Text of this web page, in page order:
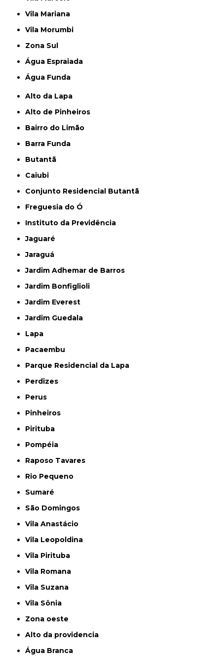
Vila Mariana
Vila Morumbi
Zona Sul
Água Espraiada
Água Funda
Alto da Lapa
Alto de Pinheiros
Bairro do Limão
Barra Funda
Butantã
Caiubi
Conjunto Residencial Butantã
Freguesia do Ó
Instituto da Previdência
Jaguaré
Jaraguá
Jardim Adhemar de Barros
Jardim Bonfiglioli
Jardim Everest
Jardim Guedala
Lapa
Pacaembu
Parque Residencial da Lapa
Perdizes
Perus
Pinheiros
Pirituba
Pompéia
Raposo Tavares
Rio Pequeno
Sumaré
São Domingos
Vila Anastácio
Vila Leopoldina
Vila Pirituba
Vila Romana
Vila Suzana
Vila Sônia
Zona oeste
alto da providencia
Água Branca